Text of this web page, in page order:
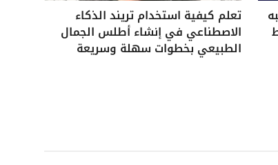
تعلم كيفية استخدام تريند الذكاء
الاصطناعي في إنشاء أطلس الجمال
الطبيعي بخطوات سهلة وسريعة